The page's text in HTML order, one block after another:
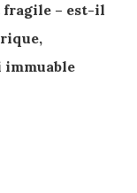
fragile – est-il
immuable